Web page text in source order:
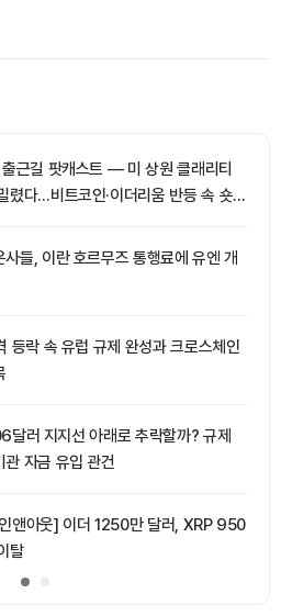
근길 팟캐스트 — 미 상원 클래리티
렸다…비트코인·이더리움 반등 속 숏
사들, 이란 호르무즈 통행료에 유엔 개
등락 속 유럽 규제 완성과 크로스체인
달러 지지선 아래로 추락할까? 규제
관 자금 유입 관건
앤아웃] 이더 1250만 달러, XRP 950
탈